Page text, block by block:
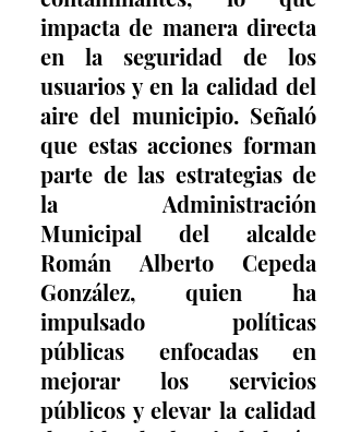
impacta de manera directa
en la seguridad de los
usuarios y en la calidad del
aire del municipio. Señaló
que estas acciones forman
parte de las estrategias de
la Administración
Municipal del alcalde
Román Alberto Cepeda
González, quien ha
impulsado políticas
públicas enfocadas en
mejorar los servicios
públicos y elevar la calidad